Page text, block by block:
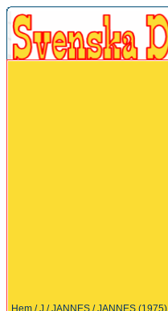
Hem /J /JANNES / JANNES (1975)